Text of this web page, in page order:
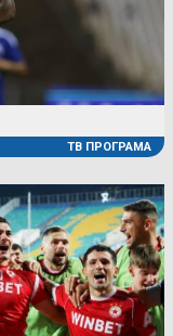
ТВ ПРОГРАМА